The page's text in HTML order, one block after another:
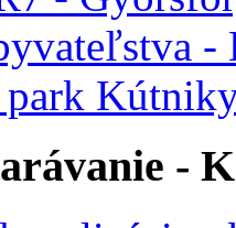
-
-